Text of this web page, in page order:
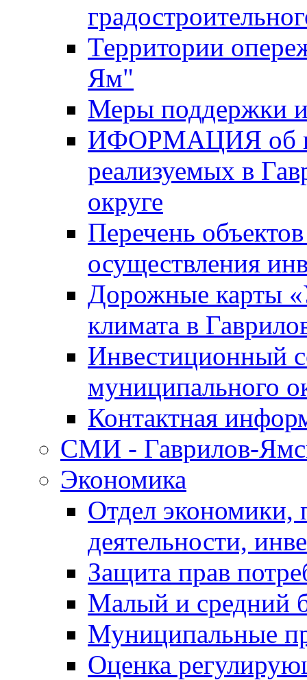
Территории
Ям"
Меры поддержки
ИФОРМАЦИЯ об
реализуемых в
округе
Перечень
осуществления
Дорожные карты
климата в
Инвестиционный
муниципального
Контактная
СМИ - Гаврилов-
Экономика
Отдел экономики,
деятельности,
Защита прав
Малый и средний
Муниципальные
Оценка